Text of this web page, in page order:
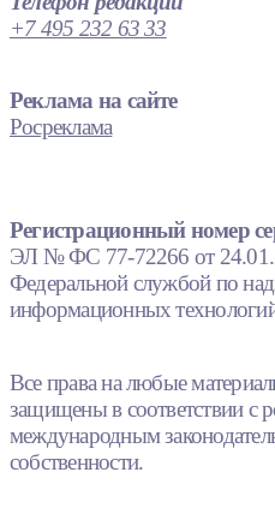
+7 495 232 63 33
Реклама на сайте
Росреклама
Регистрационный номер
ЭЛ № ФС 77-72266 от
Федеральной службой по
информационных
Все права на любые
защищены в соответствии с
международным
собственности.